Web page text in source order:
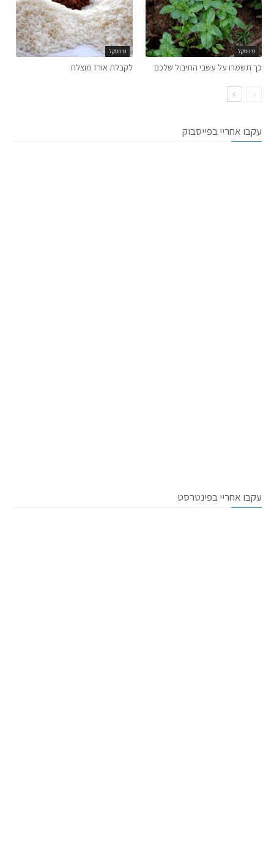
טיפסקל
כך תשמרו על עשבי התיבול שלכם
טיפסקל
לקבלת אורז מוצלח
עקבו אחריי בפייסבוק
עקבו אחריי בפינטרסט